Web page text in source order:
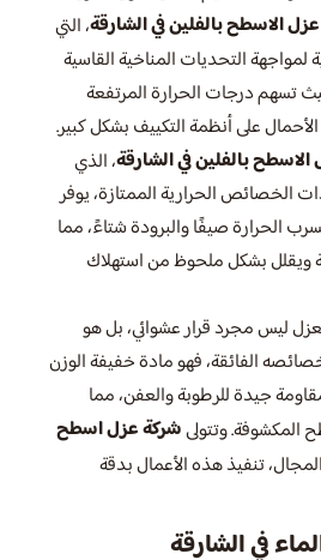
عزل الاسطح بالفلين في الشارقة، التي
التحديات المناخية القاسية
تسهم درجات الحرارة المرتفعة
الأحمال على أنظمة التكييف بشكل كبير.
بالفلين في الشارقة، الذي
الخصائص الحرارية الممتازة، يوفر
الحرارة صيفًا والبرودة شتاءً، مما
ويقلل بشكل ملحوظ من استهلاك
ليس مجرد قرار عشوائي، بل هو
الفائقة، فهو مادة خفيفة الوزن
جيدة للرطوبة والعفن، مما
المكشوفة. وتتولىشركة عزل اسطح
تنفيذ هذه الأعمال بدقة
في الشارقة